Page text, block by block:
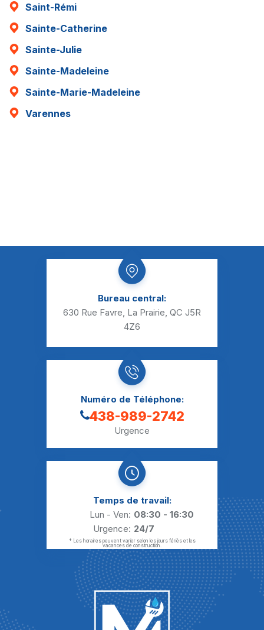
Saint-Rémi
Sainte-Catherine
Sainte-Julie
Sainte-Madeleine
Sainte-Marie-Madeleine
Varennes
Bureau central:
630 Rue Favre, La Prairie, QC J5R
4Z6
Numéro de Téléphone:
438-989-2742
Urgence
Temps de travail:
Lun - Ven: 08:30 - 16:30
Urgence: 24/7
* Les horaires peuvent varier selon les jours fériés et les
vacances de construction.